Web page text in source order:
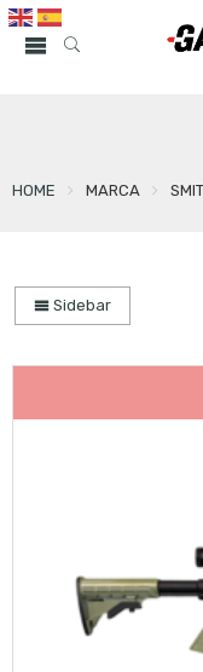
HOME MARCA
Sidebar